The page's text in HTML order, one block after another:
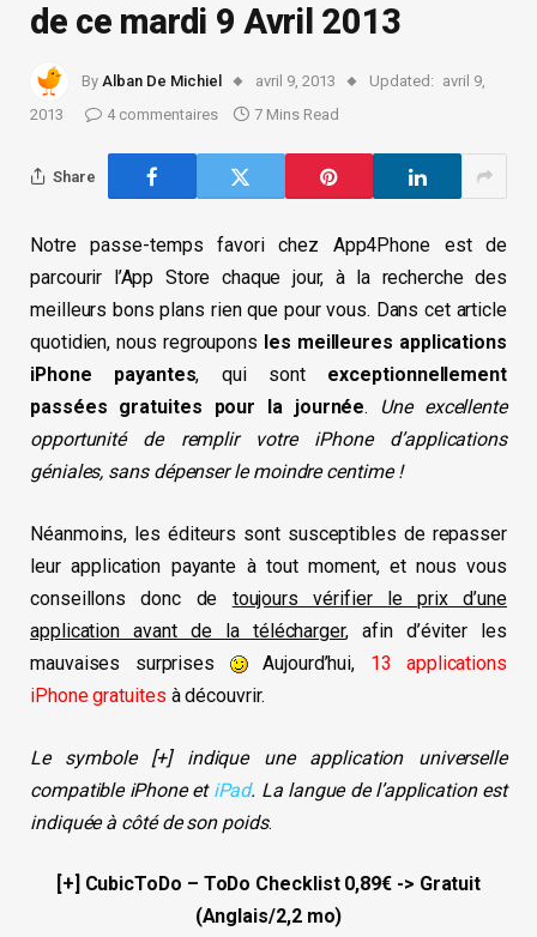
de ce mardi 9 Avril 2013
By Alban De Michiel avril 9, 2013 Updated: avril 9,
2013
4 commentaires 7 Mins Read
Share
Notre passe-temps favori chez App4Phone est de
parcourir l’App Store chaque jour, à la recherche des
meilleurs bons plans rien que pour vous. Dans cet article
quotidien, nous regroupons les meilleures applications
iPhone payantes, qui sont exceptionnellement
passées gratuites pour la journée. Une excellente
opportunité de remplir votre iPhone d’applications
géniales, sans dépenser le moindre centime !
Néanmoins, les éditeurs sont susceptibles de repasser
leur application payante à tout moment, et nous vous
conseillons donc de toujours vérifier le prix d’une
application avant de la télécharger, afin d’éviter les
mauvaises surprises
Aujourd’hui, 13 applications
iPhone gratuites à découvrir.
Le symbole [+] indique une application universelle
compatible iPhone et iPad. La langue de l’application est
indiquée à côté de son poids.
[+] CubicToDo – ToDo Checklist 0,89€ -> Gratuit
(Anglais/2,2 mo)